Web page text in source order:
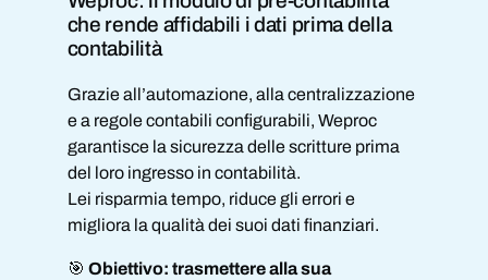
che rende affidabili i dati prima della
contabilità
Grazie all’automazione, alla centralizzazione
e a regole contabili configurabili, Weproc
garantisce la sicurezza delle scritture prima
del loro ingresso in contabilità.
Lei risparmia tempo, riduce gli errori e
migliora la qualità dei suoi dati finanziari.
🎯 Obiettivo: trasmettere alla sua